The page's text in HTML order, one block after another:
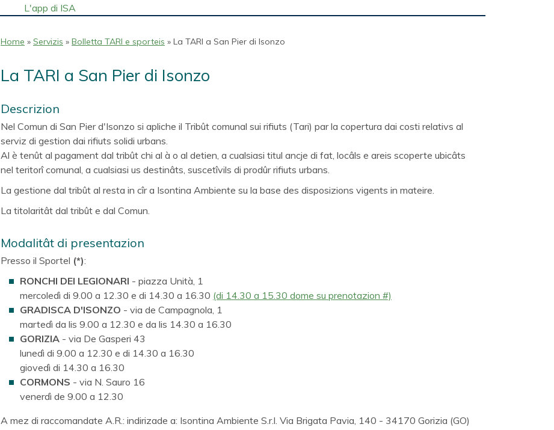
L'app di ISA
Home » Servizis » Bolletta TARI e sporteis » La TARI a San Pier di Isonzo
La TARI a San Pier di Isonzo
Descrizion
Nel Comun di San Pier d'Isonzo si apliche il Tribût comunal sui rifiuts (Tari) par la copertura dai costi relativs al
serviz di gestion dai rifiuts solidi urbans.
Al è tenût al pagament dal tribût chi al à o al detien, a cualsiasi titul ancje di fat, locâls e areis scoperte ubicâts
nel teritorî comunal, a cualsiasi us destinâts, suscetîvils di prodûr rifiuts urbans.
La gestione dal tribût al resta in cîr a Isontina Ambiente su la base des disposizions vigents in mateire.
La titolaritât dal tribût e dal Comun.
Modalitât di presentazion
Presso il Sportel (*):
RONCHI DEI LEGIONARI - piazza Unità, 1
mercoledì di 9.00 a 12.30 e di 14.30 a 16.30 (di 14.30 a 15.30 dome su prenotazion #)
GRADISCA D'ISONZO - via de Campagnola, 1
martedì da lis 9.00 a 12.30 e da lis 14.30 a 16.30
GORIZIA - via De Gasperi 43
lunedì di 9.00 a 12.30 e di 14.30 a 16.30
giovedì di 14.30 a 16.30
CORMONS - via N. Sauro 16
venerdì de 9.00 a 12.30
A mez di raccomandate A.R.: indirizade a: Isontina Ambiente S.r.l. Via Brigata Pavia, 140 - 34170 Gorizia (GO)